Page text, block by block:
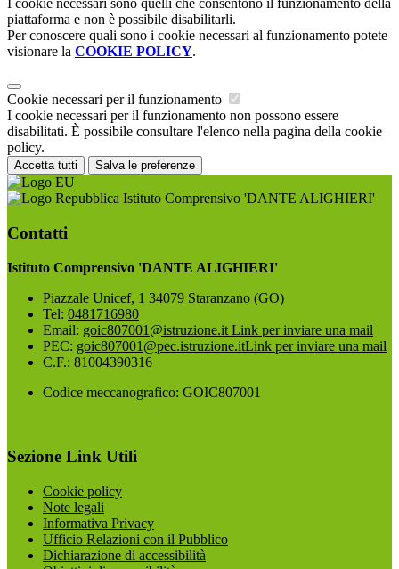
I cookie necessari sono quelli che consentono il funzionamento della
piattaforma e non è possibile disabilitarli.
Per conoscere quali sono i cookie necessari al funzionamento potete
visionare la COOKIE POLICY.
Cookie necessari per il funzionamento
I cookie necessari per il funzionamento non possono essere
disabilitati. È possibile consultare l'elenco nella pagina della cookie
policy.
Accetta tutti Salva le preferenze
Istituto Comprensivo 'DANTE ALIGHIERI'
Contatti
Istituto Comprensivo 'DANTE ALIGHIERI'
Piazzale Unicef, 1 34079 Staranzano (GO)
Tel: 0481716980
Email: goic807001@istruzione.it Link per inviare una mail
PEC: goic807001@pec.istruzione.itLink per inviare una mail
C.F.: 81004390316
Codice meccanografico: GOIC807001
Sezione Link Utili
Cookie policy
Note legali
Informativa Privacy
Ufficio Relazioni con il Pubblico
Dichiarazione di accessibilità